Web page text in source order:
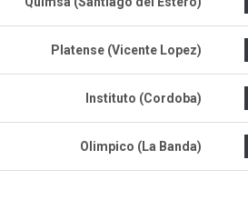
Platense (Vicente Lopez)
Instituto (Cordoba)
Olimpico (La Banda)